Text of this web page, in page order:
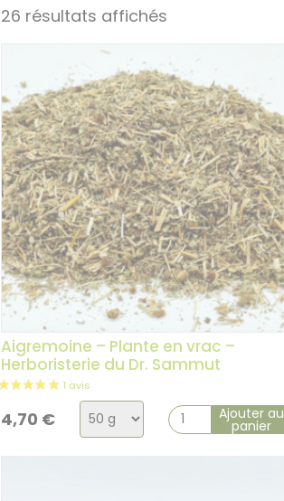
26 résultats affichés
Aigremoine – Plante en vrac –
Herboristerie du Dr. Sammut
4,70 €
Choix
de
Ajouter au
panier